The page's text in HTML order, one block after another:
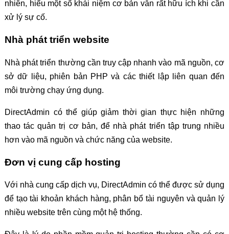
nhiên, hiểu một số khái niệm cơ bản vẫn rất hữu ích khi cần
xử lý sự cố.
Nhà phát triển website
Nhà phát triển thường cần truy cập nhanh vào mã nguồn, cơ
sở dữ liệu, phiên bản PHP và các thiết lập liên quan đến
môi trường chạy ứng dụng.
DirectAdmin có thể giúp giảm thời gian thực hiện những
thao tác quản trị cơ bản, để nhà phát triển tập trung nhiều
hơn vào mã nguồn và chức năng của website.
Đơn vị cung cấp hosting
Với nhà cung cấp dịch vụ, DirectAdmin có thể được sử dụng
để tạo tài khoản khách hàng, phân bổ tài nguyên và quản lý
nhiều website trên cùng một hệ thống.